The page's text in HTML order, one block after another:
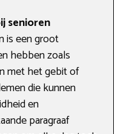
senioren
is een groot
hebben zoals
met het gebit of
die kunnen
en
paragraaf